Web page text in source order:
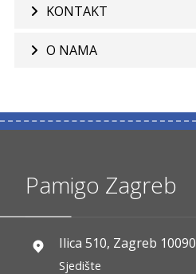
KONTAKT
O NAMA
Pamigo Zagreb
Ilica 510, Zagreb 10090
Sjedište